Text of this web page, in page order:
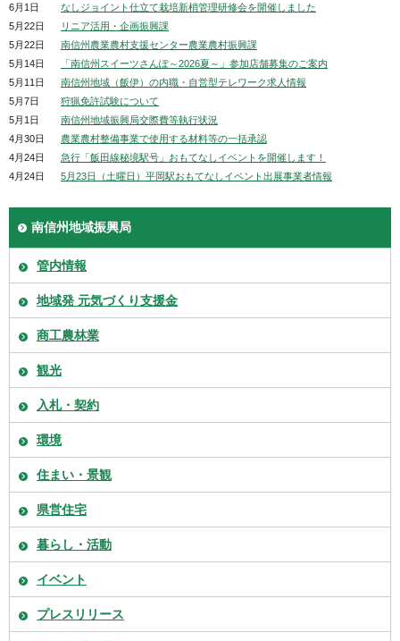
6月1日
なしジョイント仕立て栽培新梢管理研修会を開催しました
5月22日
リニア活用・企画振興課
5月22日
南信州農業農村支援センター農業農村振興課
5月14日
「南信州スイーツさんぽ～2026夏～」参加店舗募集のご案内
5月11日
南信州地域（飯伊）の内職・自営型テレワーク求人情報
5月7日
狩猟免許試験について
5月1日
南信州地域振興局交際費等執行状況
4月30日
農業農村整備事業で使用する材料等の一括承認
4月24日
急行「飯田線秘境駅号」おもてなしイベントを開催します！
4月24日
5月23日（土曜日）平岡駅おもてなしイベント出展事業者情報
南信州地域振興局
管内情報
地域発 元気づくり支援金
商工農林業
観光
入札・契約
環境
住まい・景観
県営住宅
暮らし・活動
イベント
プレスリリース